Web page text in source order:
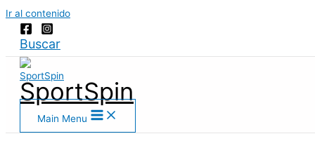
Ir al contenido
Buscar
SportSpin
Main Menu